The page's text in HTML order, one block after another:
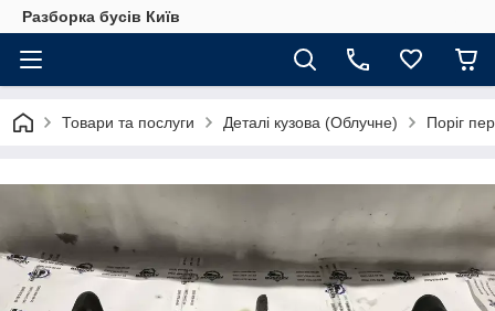
Разборка бусів Київ
Товари та послуги Деталі кузова (Облучне) Поріг